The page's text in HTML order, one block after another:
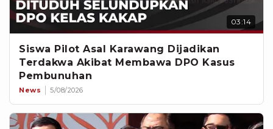
03:14
Siswa Pilot Asal Karawang Dijadikan
Terdakwa Akibat Membawa DPO Kasus
Pembunuhan
News 5/08/2026